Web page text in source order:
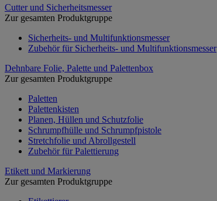
Cutter und Sicherheitsmesser
Zur gesamten Produktgruppe
Sicherheits- und Multifunktionsmesser
Zubehör für Sicherheits- und Multifunktionsmesser
Dehnbare Folie, Palette und Palettenbox
Zur gesamten Produktgruppe
Paletten
Palettenkisten
Planen, Hüllen und Schutzfolie
Schrumpfhülle und Schrumpfpistole
Stretchfolie und Abrollgestell
Zubehör für Palettierung
Etikett und Markierung
Zur gesamten Produktgruppe